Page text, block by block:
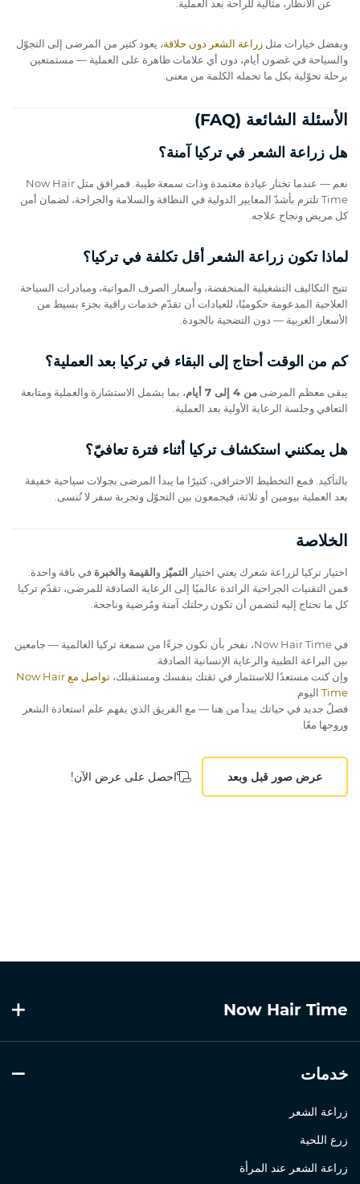
عن الأنظار، مثالية للراحة بعد العملية.
وبفضل خيارات مثل زراعة الشعر دون حلاقة، يعود كثير من المرضى إلى التجوّل
والسياحة في غضون أيام، دون أي علامات ظاهرة على العملية — مستمتعين
برحلة تحوّلية بكل ما تحمله الكلمة من معنى.
الأسئلة الشائعة (FAQ)
هل زراعة الشعر في تركيا آمنة؟
نعم — عندما تختار عيادة معتمدة وذات سمعة طيبة. فمرافق مثل Now Hair
Time تلتزم بأشدّ المعايير الدولية في النظافة والسلامة والجراحة، لضمان أمن
كل مريض ونجاح علاجه.
لماذا تكون زراعة الشعر أقل تكلفة في تركيا؟
تتيح التكاليف التشغيلية المنخفضة، وأسعار الصرف المواتية، ومبادرات السياحة
العلاجية المدعومة حكوميًا، للعيادات أن تقدّم خدمات راقية بجزء بسيط من
الأسعار الغربية — دون التضحية بالجودة.
كم من الوقت أحتاج إلى البقاء في تركيا بعد العملية؟
يبقى معظم المرضى من 4 إلى 7 أيام
، بما يشمل الاستشارة والعملية ومتابعة
التعافي وجلسة الرعاية الأولية بعد العملية.
هل يمكنني استكشاف تركيا أثناء فترة تعافيّ؟
بالتأكيد. فمع التخطيط الاحترافي، كثيرًا ما يبدأ المرضى بجولات سياحية خفيفة
بعد العملية بيومين أو ثلاثة، فيجمعون بين التحوّل وتجربة سفر لا تُنسى.
الخلاصة
اختيار تركيا لزراعة شعرك يعني اختيار التميّز والقيمة والخبرة في باقة واحدة.
فمن التقنيات الجراحية الرائدة عالميًا إلى الرعاية الصادقة للمرضى، تقدّم تركيا
كل ما تحتاج إليه لتضمن أن تكون رحلتك آمنة ومُرضية وناجحة.
في Now Hair Time، نفخر بأن نكون جزءًا من سمعة تركيا العالمية — جامعين
بين البراعة الطبية والرعاية الإنسانية الصادقة.
وإن كنت مستعدًا للاستثمار في ثقتك بنفسك ومستقبلك،
تواصل مع Now Hair
Time اليوم.
فصلٌ جديد في حياتك يبدأ من هنا — مع الفريق الذي يفهم علم استعادة الشعر
وروحها معًا.
عرض صور قبل وبعد احصل على عرض الآن!
Now Hair Time
خدمات
زراعة الشعر
زرع اللحية
زراعة الشعر عند المرأة